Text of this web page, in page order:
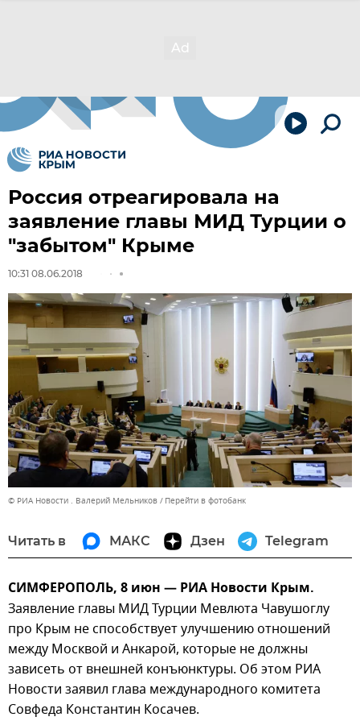
Россия отреагировала на
заявление главы МИД Турции о
"забытом" Крыме
10:31 08.06.2018
© РИА Новости . Валерий Мельников Перейти в фотобанк
Читать в МАКС Дзен Telegram
СИМФЕРОПОЛЬ, 8 июн — РИА Новости Крым.
Заявление главы МИД Турции Мевлюта Чавушоглу
про Крым не способствует улучшению отношений
между Москвой и Анкарой, которые не должны
зависеть от внешней конъюнктуры. Об этом РИА
Новости заявил глава международного комитета
Совфеда Константин Косачев.